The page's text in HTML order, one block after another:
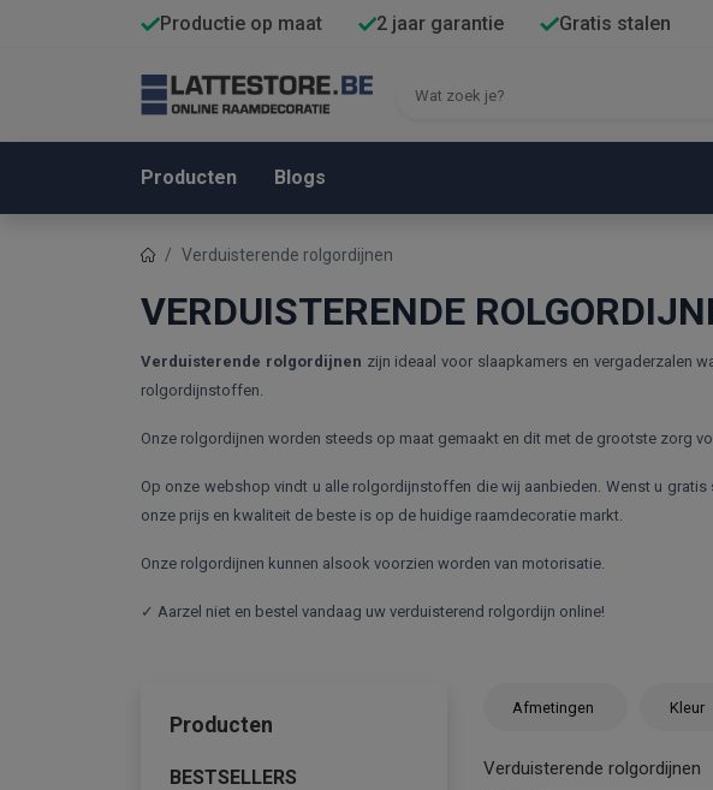
Productie op maat 2 jaar garantie Gratis stalen
Producten Blogs
Verduisterende rolgordijnen
VERDUISTERENDE
Verduisterende rolgordijnen zijn ideaal voor slaapkamers en vergaderzalen
rolgordijnstoffen.
Onze rolgordijnen worden steeds op maat gemaakt en dit met de grootste zorg
Op onze webshop vindt u alle rolgordijnstoffen die wij aanbieden. Wenst u
onze prijs en kwaliteit de beste is op de huidige raamdecoratie markt.
Onze rolgordijnen kunnen alsook voorzien worden van motorisatie.
✓ Aarzel niet en bestel vandaag uw verduisterend rolgordijn online!
Producten
BESTSELLERS
Afmetingen Kleur
Verduisterende rolgordijnen